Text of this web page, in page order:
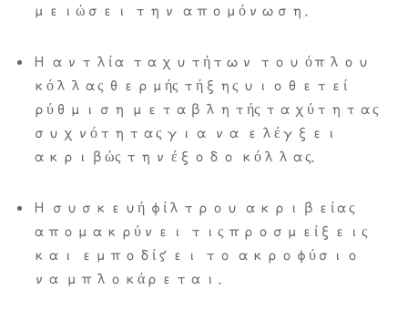
μειώσει την απομόνωση.
Η αντλία ταχυτήτων του όπλου
κόλλας θερμής τήξης υιοθετεί
ρύθμιση μεταβλητής ταχύτητας
συχνότητας για να ελέγξει
ακριβώς την έξοδο κόλλας.
Η συσκευή φίλτρου ακριβείας
απομακρύνει τις προσμείξεις
και εμποδίζει το ακροφύσιο
να μπλοκάρεται.